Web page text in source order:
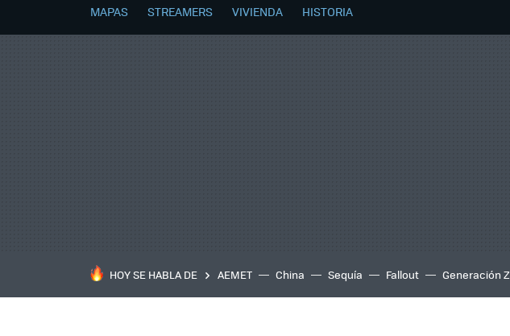
MAPAS STREAMERS VIVIENDA HISTORIA
HOY SE HABLA DE AEMET China Sequía Fallout Generación Z